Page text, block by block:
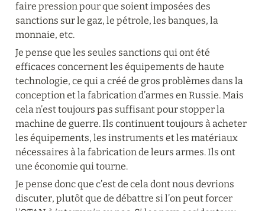
faire pression pour que soient imposées des
sanctions sur le gaz, le pétrole, les banques, la
monnaie, etc.
Je pense que les seules sanctions qui ont été
efficaces concernent les équipements de haute
technologie, ce qui a créé de gros problèmes dans la
conception et la fabrication d’armes en Russie. Mais
cela n’est toujours pas suffisant pour stopper la
machine de guerre. Ils continuent toujours à acheter
les équipements, les instruments et les matériaux
nécessaires à la fabrication de leurs armes. Ils ont
une économie qui tourne.
Je pense donc que c’est de cela dont nous devrions
discuter, plutôt que de débattre si l’on peut forcer